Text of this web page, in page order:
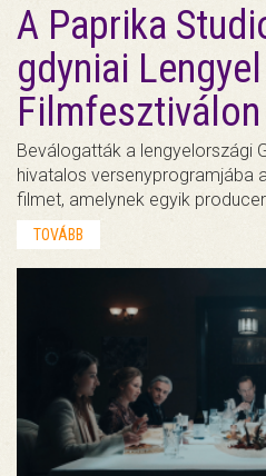
A Paprika
gdyniai Lengyel
Beválogatták a lengyelországi
hivatalos versenyprogramjába
filmet, amelynek egyik
TOVÁBB